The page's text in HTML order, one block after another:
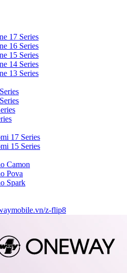
17 Series
16 Series
15 Series
14 Series
13 Series
17 Series
15 Series
Camon
Pova
Spark
z-flip8